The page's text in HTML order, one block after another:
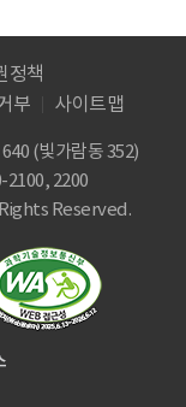
정책
부
사이트맵
(빛가람동 352)
2100, 2200
Reserved.